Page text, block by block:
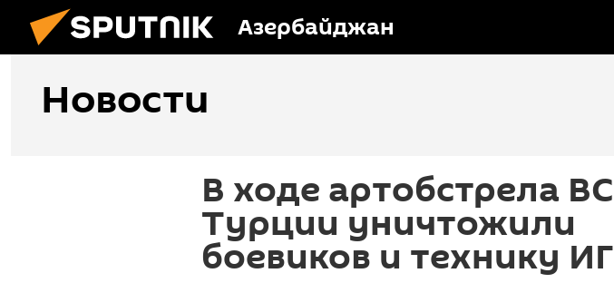
Азербайджан
Новости
В ходе артобстрела ВС
Турции уничтожили
боевиков и технику ИГ